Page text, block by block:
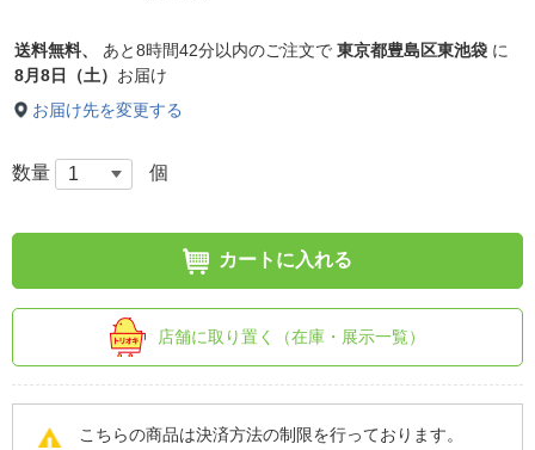
送料無料、 あと8時間42分以内のご注文で 東京都豊島区東池袋 に
8月8日（土） お届け
お届け先を変更する
数量 個
カートに入れる
店舗に取り置く（在庫・展示一覧）
こちらの商品は決済方法の制限を行っております。